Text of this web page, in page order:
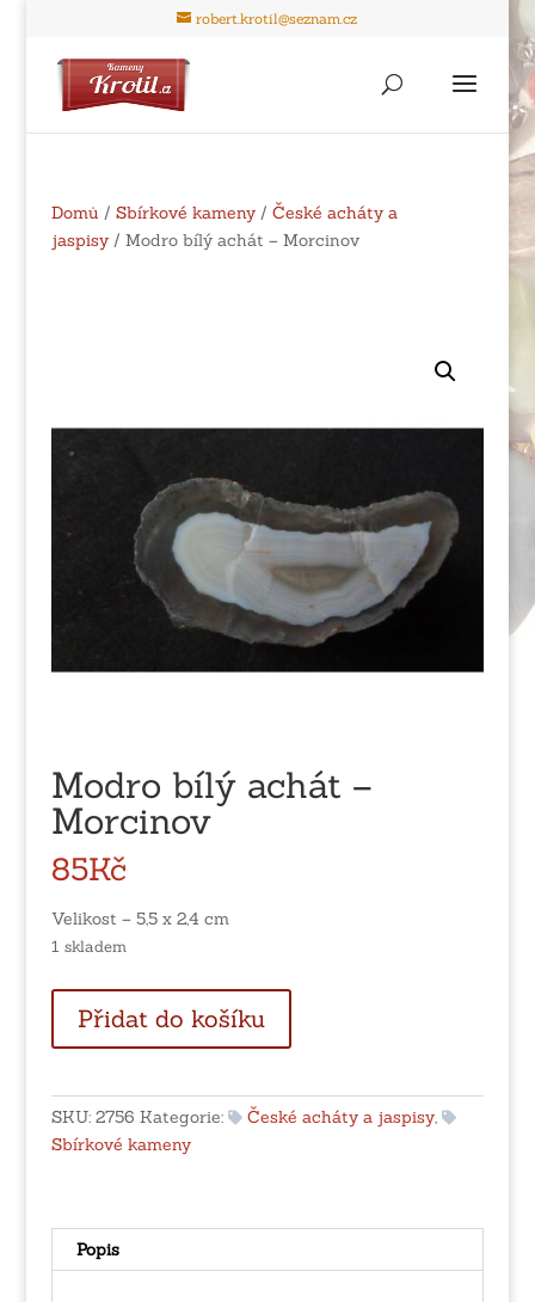
robert.krotil@seznam.cz
Domů / Sbírkové kameny/ České acháty a
jaspisy/ Modro bílý achát – Morcinov
Modro bílý achát –
Morcinov
85Kč
Velikost – 5,5 x 2,4 cm
1 skladem
bílý
achát
Morcinov
množství
Přidat do košíku
SKU: 2756 Kategorie: České acháty a jaspisy,
Sbírkové kameny
Popis